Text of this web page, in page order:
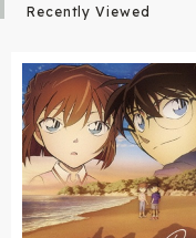
Recently Viewed